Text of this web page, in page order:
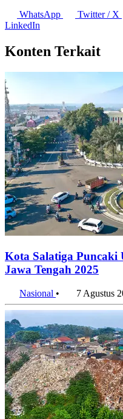
WhatsApp
Twitter / X
LinkedIn
Konten Terkait
Kota Salatiga
Jawa Tengah 2025
Nasional • 7 Agustus